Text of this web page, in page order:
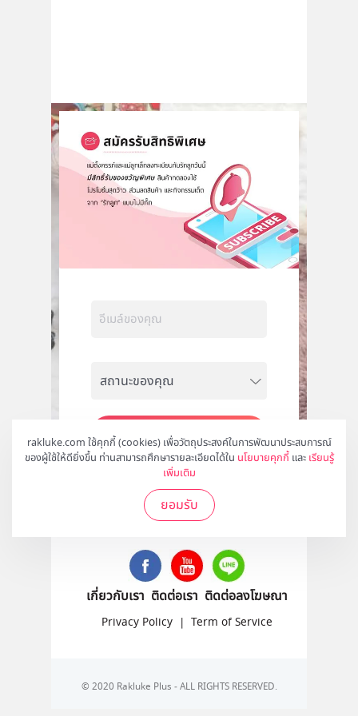
rakluke.com ใช้คุกกี้ (cookies) เพื่อวัตถุประสงค์ในการพัฒนาประสบการณ์
ของผู้ใช้ให้ดียิ่งขึ้น ท่านสามารถศึกษารายละเอียดได้ใน นโยบายคุกกี้ และ เรียนรู้
เพิ่มเติม
ยอมรับ
สมัคร
ติดตามเราได้ที่
เกี่ยวกับเรา ติดต่อเรา ติดต่อลงโฆษณา
Privacy Policy | Term of Service
© 2020 Rakluke Plus - ALL RIGHTS RESERVED.